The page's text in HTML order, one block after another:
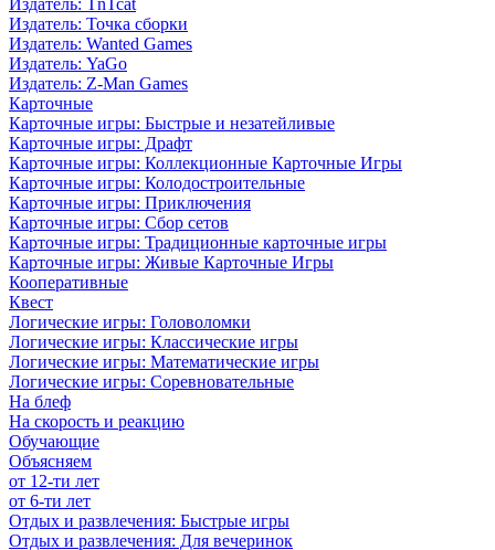
Издатель: TnTcat
Издатель: Точка сборки
Издатель: Wanted Games
Издатель: YaGo
Издатель: Z-Man Games
Карточные
Карточные игры: Быстрые и незатейливые
Карточные игры: Драфт
Карточные игры: Коллекционные Карточные Игры
Карточные игры: Колодостроительные
Карточные игры: Приключения
Карточные игры: Сбор сетов
Карточные игры: Традиционные карточные игры
Карточные игры: Живые Карточные Игры
Кооперативные
Квест
Логические игры: Головоломки
Логические игры: Классические игры
Логические игры: Математические игры
Логические игры: Соревновательные
На блеф
На скорость и реакцию
Обучающие
Объясняем
от 12-ти лет
от 6-ти лет
Отдых и развлечения: Быстрые игры
Отдых и развлечения: Для вечеринок